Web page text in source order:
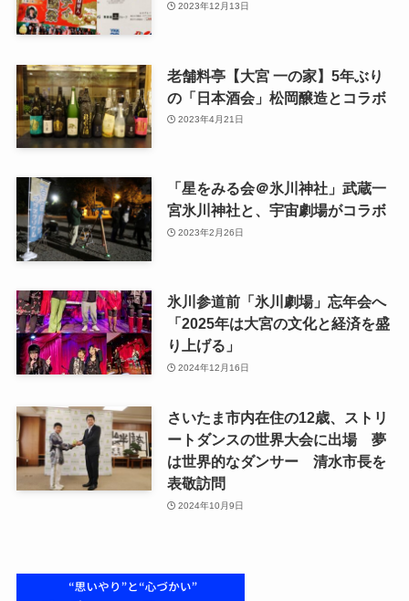
2023年12月13日
老舗料亭【大宮 一の家】5年ぶり
の「日本酒会」松岡醸造とコラボ
2023年4月21日
「星をみる会＠氷川神社」武蔵一
宮氷川神社と、宇宙劇場がコラボ
2023年2月26日
氷川参道前「氷川劇場」忘年会へ
「2025年は大宮の文化と経済を盛
り上げる」
2024年12月16日
さいたま市内在住の12歳、ストリ
ートダンスの世界大会に出場 夢
は世界的なダンサー 清水市長を
表敬訪問
2024年10月9日